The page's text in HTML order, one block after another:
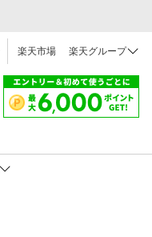
楽天市場 楽天グループ